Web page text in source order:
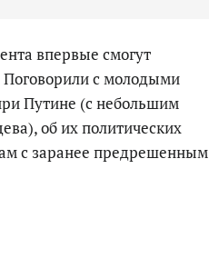
впервые смогут
Поговорили с молодыми
Путине (с небольшим
об их политических
с заранее предрешенным